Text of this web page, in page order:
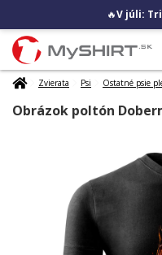
🔥V júli:
Zvierata Psi Ostatné psie
Obrázok poltón